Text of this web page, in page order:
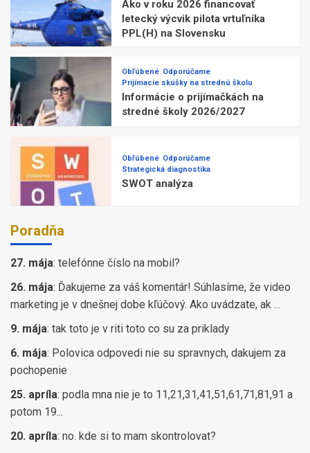
Ako v roku 2026 financovať
letecký výcvik pilota vrtuľníka
PPL(H) na Slovensku
Obľúbené Odporúčame
Prijímacie skúšky na strednú školu
Informácie o prijímačkách na
stredné školy 2026/2027
Obľúbené Odporúčame
Strategická diagnostika
SWOT analýza
Poradňa
27. mája: telefónne číslo na mobil?
26. mája: Ďakujeme za váš komentár! Súhlasíme, že video
marketing je v dnešnej dobe kľúčový. Ako uvádzate, ak ...
9. mája: tak toto je v riti toto co su za priklady
6. mája: Polovica odpovedi nie su spravnych, dakujem za
pochopenie
25. apríla: podla mna nie je to 11,21,31,41,51,61,71,81,91 a
potom 19...
20. apríla: no. kde si to mam skontrolovat?